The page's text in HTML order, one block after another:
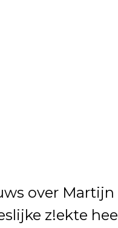
over Martijn
z!ekte